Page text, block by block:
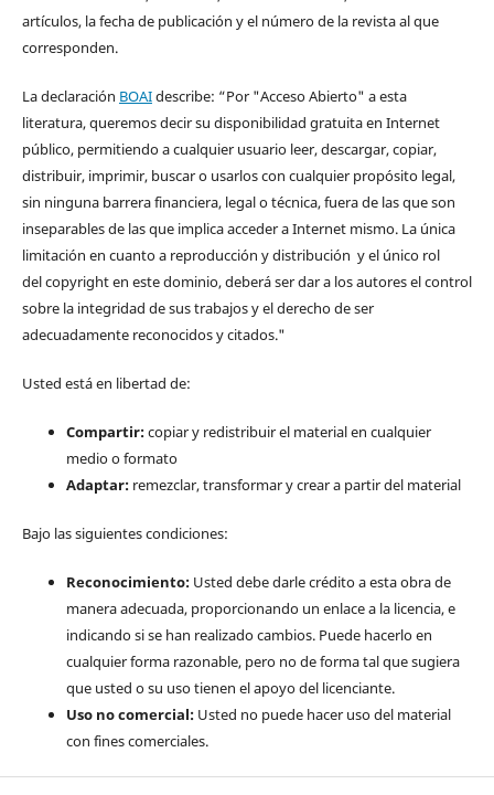
artículos, la fecha de publicación y el número de la revista al que
corresponden.
La declaración BOAIdescribe: “Por "Acceso Abierto" a esta
literatura, queremos decir su disponibilidad gratuita en Internet
público, permitiendo a cualquier usuario leer, descargar, copiar,
distribuir, imprimir, buscar o usarlos con cualquier propósito legal,
sin ninguna barrera financiera, legal o técnica, fuera de las que son
inseparables de las que implica acceder a Internet mismo. La única
limitación en cuanto a reproducción y distribución y el único rol
del copyright en este dominio, deberá ser dar a los autores el control
sobre la integridad de sus trabajos y el derecho de ser
adecuadamente reconocidos y citados."
Usted está en libertad de:
Compartir:copiar y redistribuir el material en cualquier
medio o formato
Adaptar:remezclar, transformar y crear a partir del material
Bajo las siguientes condiciones:
Reconocimiento:Usted debe darle crédito a esta obra de
manera adecuada, proporcionando un enlace a la licencia, e
indicando si se han realizado cambios. Puede hacerlo en
cualquier forma razonable, pero no de forma tal que sugiera
que usted o su uso tienen el apoyo del licenciante.
Uso no comercial:Usted no puede hacer uso del material
con fines comerciales.